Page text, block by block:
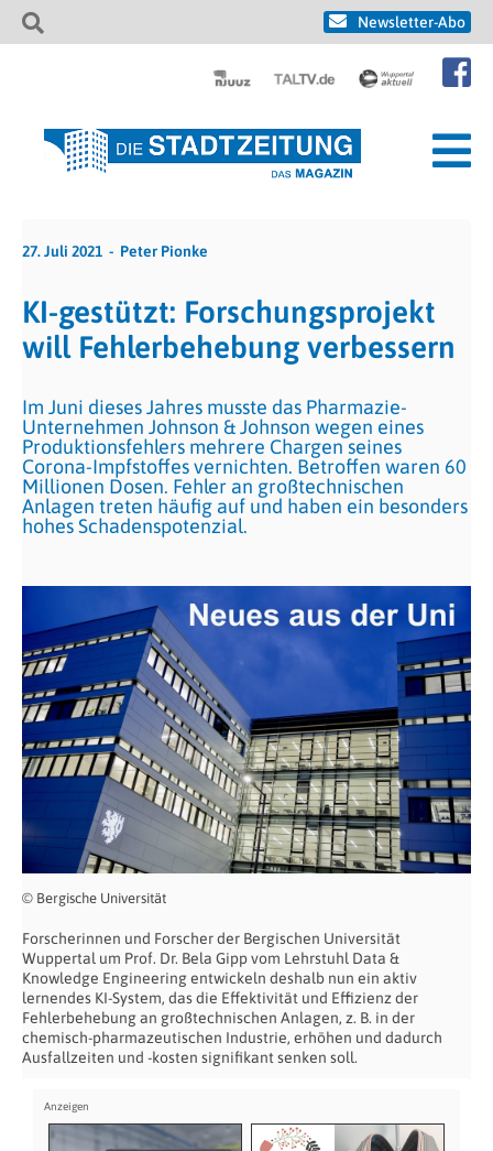
Newsletter-Abo
27. Juli 2021 Peter Pionke
KI-gestützt: Forschungsprojekt
will Fehlerbehebung verbessern
Im Juni dieses Jahres musste das Pharmazie-
Unternehmen Johnson & Johnson wegen eines
Produktionsfehlers mehrere Chargen seines
Corona-Impfstoffes vernichten. Betroffen waren 60
Millionen Dosen. Fehler an großtechnischen
Anlagen treten häufig auf und haben ein besonders
hohes Schadenspotenzial.
© Bergische Universität
Forscherinnen und Forscher der Bergischen Universität
Wuppertal um Prof. Dr. Bela Gipp vom Lehrstuhl Data &
Knowledge Engineering entwickeln deshalb nun ein aktiv
lernendes KI-System, das die Effektivität und Effizienz der
Fehlerbehebung an großtechnischen Anlagen, z. B. in der
chemisch-pharmazeutischen Industrie, erhöhen und dadurch
Ausfallzeiten und -kosten signifikant senken soll.